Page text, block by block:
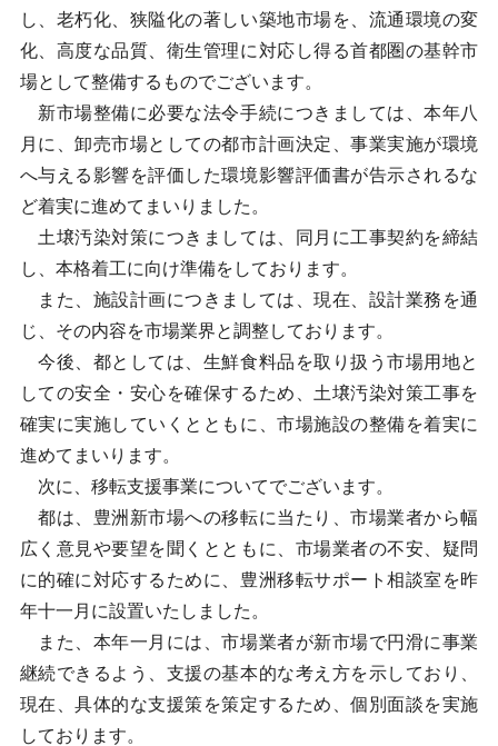
し、老朽化、狭隘化の著しい築地市場を、流通環境の変
化、高度な品質、衛生管理に対応し得る首都圏の基幹市
場として整備するものでございます。
新市場整備に必要な法令手続につきましては、本年八
月に、卸売市場としての都市計画決定、事業実施が環境
へ与える影響を評価した環境影響評価書が告示されるな
ど着実に進めてまいりました。
土壌汚染対策につきましては、同月に工事契約を締結
し、本格着工に向け準備をしております。
また、施設計画につきましては、現在、設計業務を通
じ、その内容を市場業界と調整しております。
今後、都としては、生鮮食料品を取り扱う市場用地と
しての安全・安心を確保するため、土壌汚染対策工事を
確実に実施していくとともに、市場施設の整備を着実に
進めてまいります。
次に、移転支援事業についてでございます。
都は、豊洲新市場への移転に当たり、市場業者から幅
広く意見や要望を聞くとともに、市場業者の不安、疑問
に的確に対応するために、豊洲移転サポート相談室を昨
年十一月に設置いたしました。
また、本年一月には、市場業者が新市場で円滑に事業
継続できるよう、支援の基本的な考え方を示しており、
現在、具体的な支援策を策定するため、個別面談を実施
しております。